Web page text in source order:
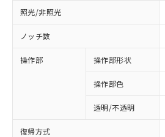
照光/非照光
ノッチ数
操作部 操作部形状
操作部色
透明/不透明
復帰方式